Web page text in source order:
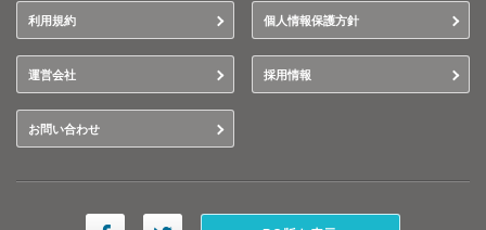
利用規約 個人情報保護方針
運営会社 採用情報
お問い合わせ